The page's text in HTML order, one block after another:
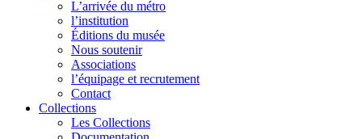
L’arrivée du métro
l’institution
Éditions du musée
Nous soutenir
Associations
l’équipage et recrutement
Contact
Collections
Les Collections